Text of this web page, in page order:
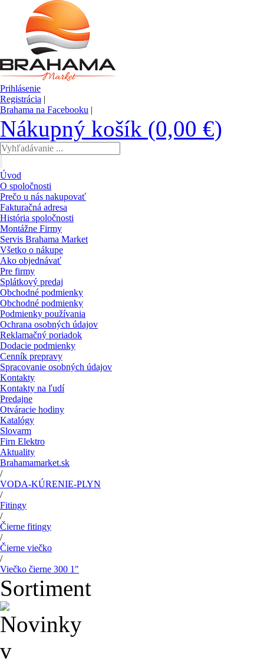
Prihlásenie
Registrácia |
Brahama na Facebooku |
Nákupný košík (0,00 €)
Úvod
O spoločnosti
Prečo u nás nakupovať
Fakturačná adresa
História spoločnosti
Montážne Firmy
Servis Brahama Market
Všetko o nákupe
Ako objednávať
Pre firmy
Splátkový predaj
Obchodné podmienky
Obchodné podmienky
Podmienky používania
Ochrana osobných údajov
Reklamačný poriadok
Dodacie podmienky
Cenník prepravy
Spracovanie osobných údajov
Kontakty
Kontakty na ľudí
Predajne
Otváracie hodiny
Katalógy
Slovarm
Firn Elektro
Aktuality
Brahamamarket.sk
/
VODA-KÚRENIE-PLYN
/
Fitingy
/
Čierne fitingy
/
Čierne viečko
/
Viečko čierne 300 1"
Sortiment